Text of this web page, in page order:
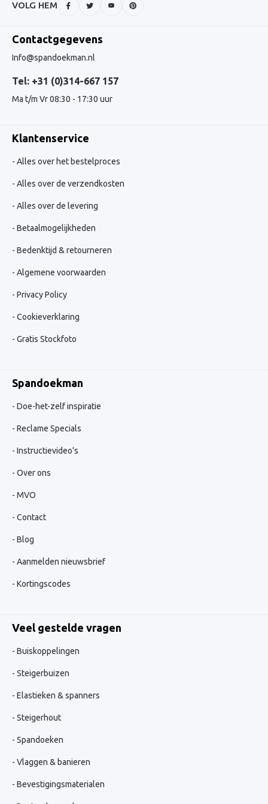
VOLG HEM
Contactgegevens
Info@spandoekman.nl
Tel: +31 (0)314-667 157
Ma t/m Vr 08:30 - 17:30 uur
Klantenservice
Alles over het bestelproces
Alles over de verzendkosten
Alles over de levering
Betaalmogelijkheden
Bedenktijd & retourneren
Algemene voorwaarden
Privacy Policy
Cookieverklaring
Gratis Stockfoto
Spandoekman
Doe-het-zelf inspiratie
Reclame Specials
Instructievideo's
Over ons
MVO
Contact
Blog
Aanmelden nieuwsbrief
Kortingscodes
Veel gestelde vragen
Buiskoppelingen
Steigerbuizen
Elastieken & spanners
Steigerhout
Spandoeken
Vlaggen & banieren
Bevestigingsmaterialen